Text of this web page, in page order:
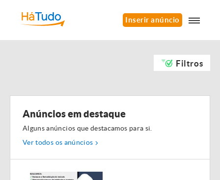
Inserir anúncio
Filtros
Anúncios em destaque
Alguns anúncios que destacamos para si.
Ver todos os anúncios